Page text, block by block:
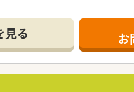
いる方
代が分かれていて、男女比
にも繋がっています。また
夫されています。
見る お